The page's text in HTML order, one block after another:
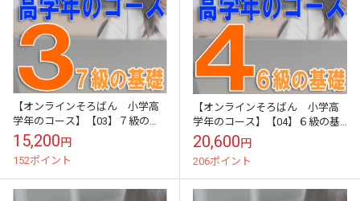
【オンラインそろばん 小学高
学年のコース】【03】７級の基
礎（７級テスト）《初級クラ
ス》買い切り（ZOOM講習３回
と添削テスト１回...
15,200円
152ポイント
【オンラインそろばん 小学高
学年のコース】【04】６級の基
礎（６級テスト）《中級クラ
ス》買い切り（ZOOM講習３回
と添削テスト１回...
20,600円
206ポイント